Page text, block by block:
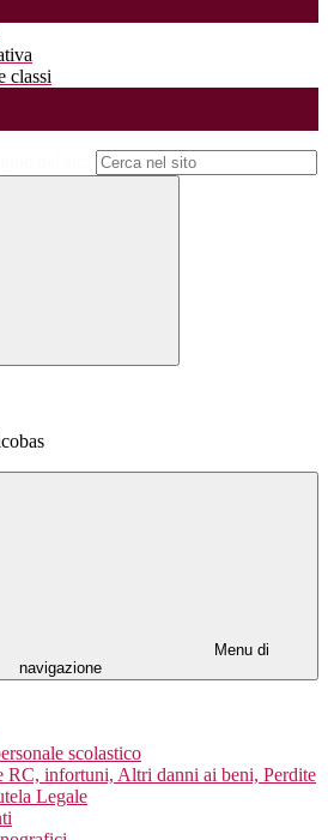
classi
Menu di
navigazione
scolastico
RC, infortuni, Altri danni ai beni, Perdite
Legale